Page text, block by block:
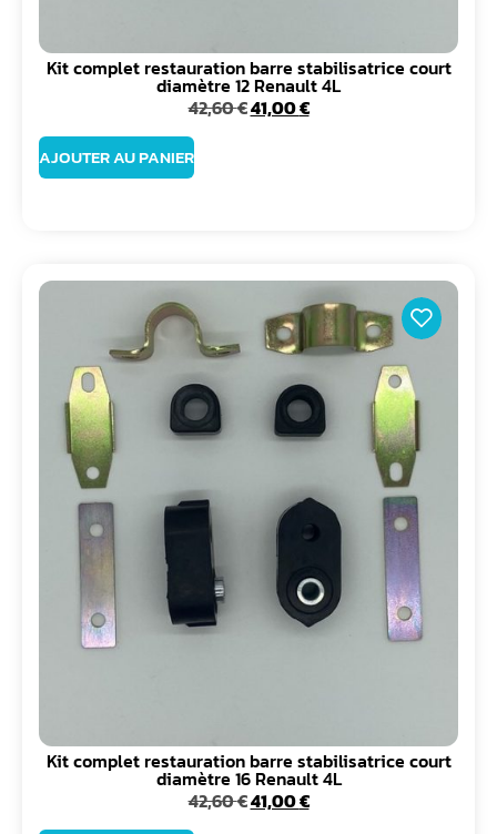
Kit complet restauration barre stabilisatrice court
diamètre 12 Renault 4L
42,60€41,00€
AJOUTER AU PANIER
Kit complet restauration barre stabilisatrice court
diamètre 16 Renault 4L
42,60€41,00€